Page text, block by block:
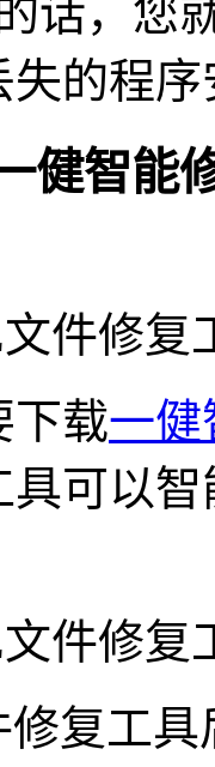
话，您
的程
健智能
件修复
下载一
具可以
件修复
复工